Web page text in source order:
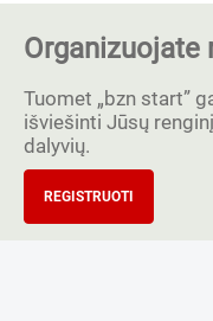
Organizuojate
Tuomet „bzn start”
išviešinti Jūsų
dalyvių.
REGISTRUOTI